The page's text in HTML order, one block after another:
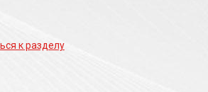
к разделу